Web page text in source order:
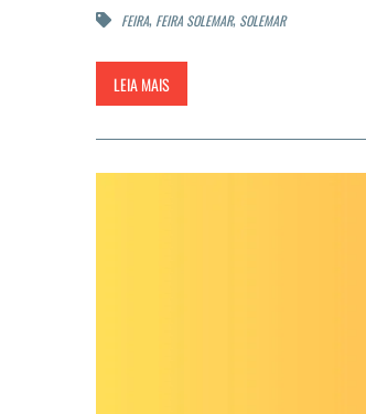
FEIRA, FEIRA SOLEMAR, SOLEMAR
LEIA MAIS